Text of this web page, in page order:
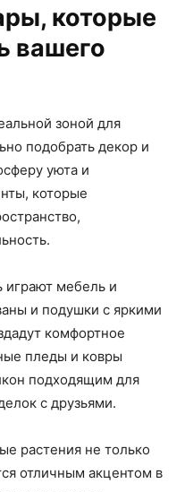
которые
вашего
зоной для
подобрать декор и
уюта и
которые
мебель и
и подушки с яркими
комфортное
пледы и ковры
подходящим для
с друзьями.
растения не только
отличным акцентом в